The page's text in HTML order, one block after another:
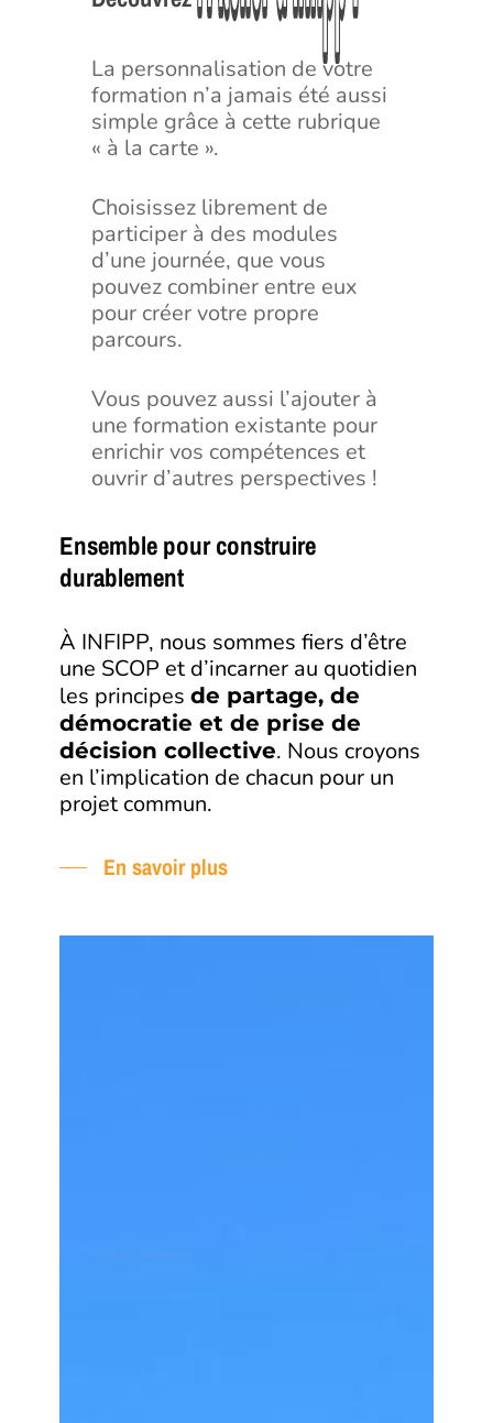
La personnalisation de votre
formation n’a jamais été aussi
simple grâce à cette rubrique
« à la carte ».
Choisissez librement de
participer à des modules
d’une journée, que vous
pouvez combiner entre eux
pour créer votre propre
parcours.
Vous pouvez aussi l’ajouter à
une formation existante pour
enrichir vos compétences et
ouvrir d’autres perspectives !
Ensemble pour construire
durablement
À INFIPP, nous sommes fiers d’être
une SCOP et d’incarner au quotidien
les principesde partage, de
démocratie et de prise de
décision collective. Nous croyons
en l’implication de chacun pour un
projet commun.
En savoir plus